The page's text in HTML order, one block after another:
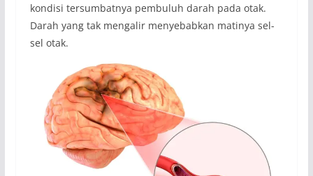
kondisi tersumbatnya pembuluh darah pada otak.
Darah yang tak mengalir menyebabkan matinya sel-
sel otak.